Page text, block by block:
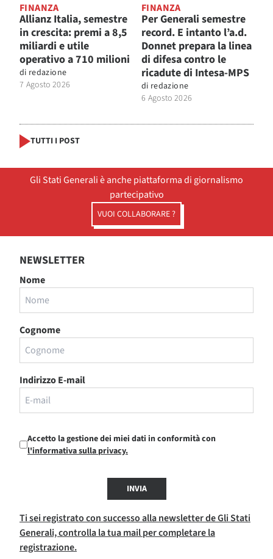
FINANZA
Allianz Italia, semestre
in crescita: premi a 8,5
miliardi e utile
operativo a 710 milioni
di redazione
7 Agosto 2026
FINANZA
Per Generali semestre
record. E intanto l’a.d.
Donnet prepara la linea
di difesa contro le
ricadute di Intesa-MPS
di redazione
6 Agosto 2026
TUTTI I POST
Gli Stati Generali è anche piattaforma di giornalismo
partecipativo
VUOI COLLABORARE ?
NEWSLETTER
Nome
Cognome
Indirizzo E-mail
Accetto la gestione dei miei dati in conformità con
l'informativa sulla privacy.
INVIA
Ti sei registrato con successo alla newsletter de Gli Stati
Generali, controlla la tua mail per completare la
registrazione.